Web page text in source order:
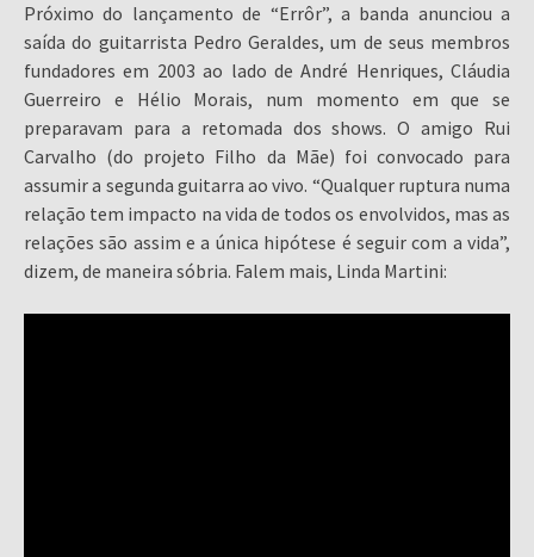
Próximo do lançamento de “Errôr”, a banda anunciou a
saída do guitarrista Pedro Geraldes, um de seus membros
fundadores em 2003 ao lado de André Henriques, Cláudia
Guerreiro e Hélio Morais, num momento em que se
preparavam para a retomada dos shows. O amigo Rui
Carvalho (do projeto Filho da Mãe) foi convocado para
assumir a segunda guitarra ao vivo. “Qualquer ruptura numa
relação tem impacto na vida de todos os envolvidos, mas as
relações são assim e a única hipótese é seguir com a vida”,
dizem, de maneira sóbria. Falem mais, Linda Martini: